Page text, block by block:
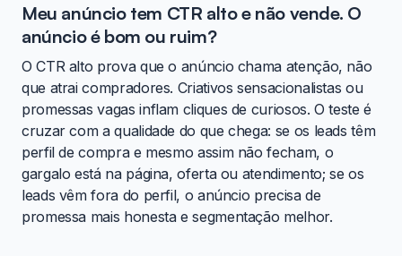
Meu anúncio tem CTR alto e não vende. O
anúncio é bom ou ruim?
O CTR alto prova que o anúncio chama atenção, não
que atrai compradores. Criativos sensacionalistas ou
promessas vagas inflam cliques de curiosos. O teste é
cruzar com a qualidade do que chega: se os leads têm
perfil de compra e mesmo assim não fecham, o
gargalo está na página, oferta ou atendimento; se os
leads vêm fora do perfil, o anúncio precisa de
promessa mais honesta e segmentação melhor.